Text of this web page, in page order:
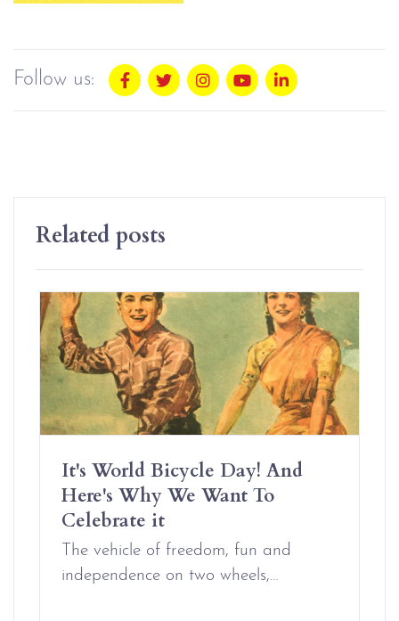
Follow us:
Related posts
It's World Bicycle Day! And
Here's Why We Want To
Celebrate it
The vehicle of freedom, fun and
independence on two wheels,…